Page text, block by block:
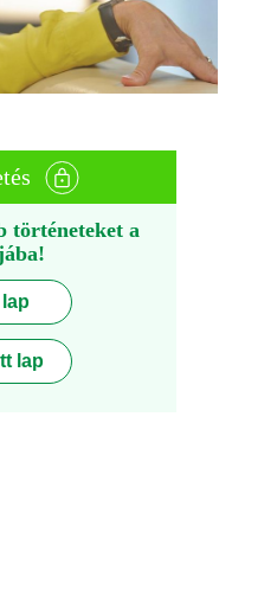
történeteket a
lap